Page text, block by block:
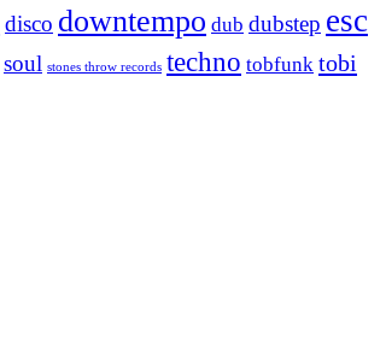
disco downtempo dub dubstep esc
soul stones throw records techno tobfunk tobi